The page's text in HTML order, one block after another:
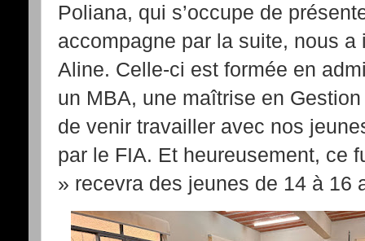
Poliana, qui s’occupe de
accompagne par la suite, nous
Aline. Celle-ci est formée en
un MBA, une maîtrise en
de venir travailler avec nos
par le FIA. Et heureusement, ce
» recevra des jeunes de 14 à 16